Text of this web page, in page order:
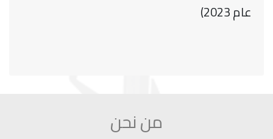
عام 2023)
من نحن